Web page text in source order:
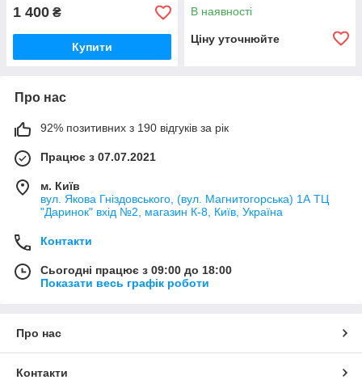
1 400 ₴
Купити
FP 4428 M14
В наявності
Ціну уточнюйте
Про нас
92% позитивних з 190 відгуків за рік
Працює з 07.07.2021
м. Київ
вул. Якова Гніздовського, (вул. Магнитогорська) 1А ТЦ
"Даринок" вхід №2, магазин К-8, Київ, Україна
Контакти
Сьогодні працює з 09:00 до 18:00
Показати весь графік роботи
Про нас
Контакти